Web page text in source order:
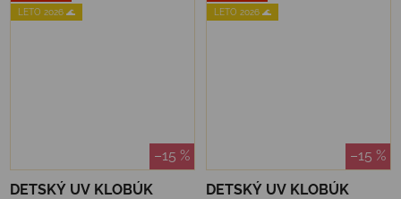
LETO 2026 🌊
–15 %
DETSKÝ UV KLOBÚK
LETO 2026 🌊
–15 %
DETSKÝ UV KLOBÚK